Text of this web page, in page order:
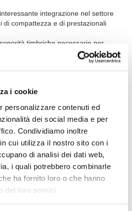
i cookie
personalizzare contenuti ed
dei social media e per
Condividiamo inoltre
cui utilizza il nostro sito con i
di analisi dei dati web,
i quali potrebbero combinarle
ha fornito loro o che hanno
dei loro servizi.
integrazione nel settore
di compattezza e di prestazionali
timbriche necessarie per
files musicali in formato General Midi
anche ulteriori Banchi suono
varietà di Voci orchestrali: Grand
campionati, Fisarmoniche,
di una notevole quantità di Loops
suddivisi nei più diversi generi
differenziano l’SD1000 da tutti gli altri
applicazioni in abbinamento ad un
MIDJAY) o a sequencers su
Cakewalk® ed altri), ma può essere